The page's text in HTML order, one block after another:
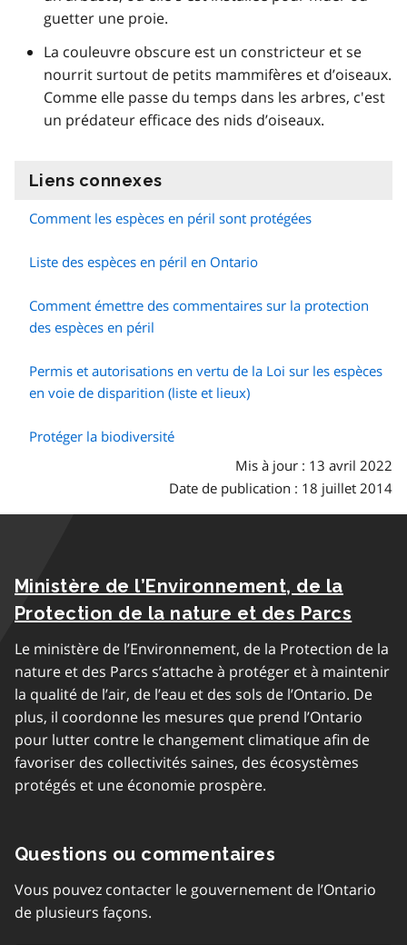
guetter une proie.
La couleuvre obscure est un constricteur et se
nourrit surtout de petits mammifères et d’oiseaux.
Comme elle passe du temps dans les arbres, c'est
un prédateur efficace des nids d’oiseaux.
Liens connexes
Comment les espèces en péril sont protégées
Liste des espèces en péril en Ontario
Comment émettre des commentaires sur la protection
des espèces en péril
Permis et autorisations en vertu de la Loi sur les espèces
en voie de disparition (liste et lieux)
Protéger la biodiversité
Mis à jour : 13 avril 2022
Date de publication : 18 juillet 2014
Ministère de l’Environnement, de la
Protection de la nature et des Parcs
Le ministère de l’Environnement, de la Protection de la
nature et des Parcs s’attache à protéger et à maintenir
la qualité de l’air, de l’eau et des sols de l’Ontario. De
plus, il coordonne les mesures que prend l’Ontario
pour lutter contre le changement climatique afin de
favoriser des collectivités saines, des écosystèmes
protégés et une économie prospère.
Questions ou commentaires
Vous pouvez contacter le gouvernement de l’Ontario
de plusieurs façons.